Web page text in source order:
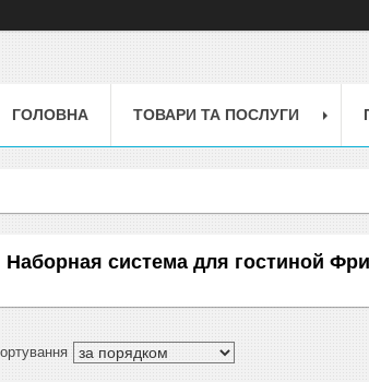
ГОЛОВНА ТОВАРИ ТА ПОСЛУГИ
Наборная система для гостиной